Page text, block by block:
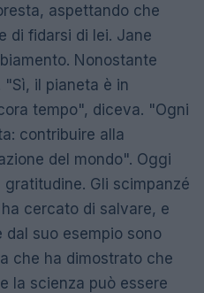
aspettando che
di fidarsi di lei. Jane
Nonostante
il pianeta è in
tempo", diceva. "Ogni
contribuire alla
del mondo". Oggi
Gli scimpanzé
cercato di salvare, e
dal suo esempio sono
che ha dimostrato che
la scienza può essere